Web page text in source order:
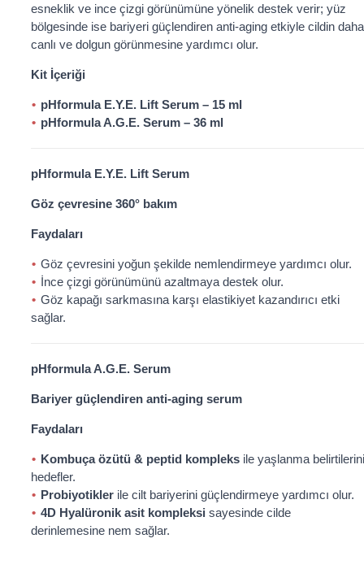
esneklik ve ince çizgi görünümüne yönelik destek verir; yüz
bölgesinde ise bariyeri güçlendiren anti-aging etkiyle cildin daha
canlı ve dolgun görünmesine yardımcı olur.
Kit İçeriği
pHformula E.Y.E. Lift Serum – 15 ml
pHformula A.G.E. Serum – 36 ml
pHformula E.Y.E. Lift Serum
Göz çevresine 360° bakım
Faydaları
Göz çevresini yoğun şekilde nemlendirmeye yardımcı olur.
İnce çizgi görünümünü azaltmaya destek olur.
Göz kapağı sarkmasına karşı elastikiyet kazandırıcı etki
sağlar.
pHformula A.G.E. Serum
Bariyer güçlendiren anti-aging serum
Faydaları
Kombuça özütü & peptid kompleks ile yaşlanma
hedefler.
Probiyotikler ile cilt bariyerini güçlendirmeye yardımcı olur.
4D Hyalüronik asit kompleksi sayesinde cilde
derinlemesine nem sağlar.